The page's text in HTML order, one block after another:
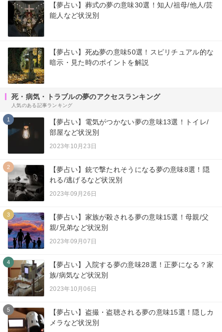
【夢占い】葬式の夢の意味30選！知人/祖母/他人/芸
能人など状況別
【夢占い】死ぬ夢の意味50選！スピリチュアル的な
暗示・見た時のポイントを解説
死・病気・トラブルの夢のアクセスランキング
人気のある記事ランキング
1
【夢占い】電気がつかない夢の意味13選！トイレ/
部屋など状況別
2023年10月23日
2
【夢占い】銃で撃たれそうになる夢の意味8選！隠
れる/逃げるなど状況別
2023年09月26日
3
【夢占い】家族が殺される夢の意味15選！母親/父
親/兄弟など状況別
2023年09月07日
4
【夢占い】入院する夢の意味28選！正夢になる？家
族/病気など状況別
2023年10月06日
5
【夢占い】盗撮・盗聴される夢の意味15選！隠しカ
メラなど状況別